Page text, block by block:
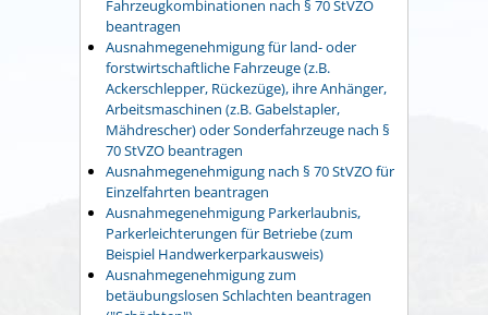
Fahrzeugkombinationen nach § 70 StVZO
beantragen
Ausnahmegenehmigung für land- oder
forstwirtschaftliche Fahrzeuge (z.B.
Ackerschlepper, Rückezüge), ihre Anhänger,
Arbeitsmaschinen (z.B. Gabelstapler,
Mähdrescher) oder Sonderfahrzeuge nach §
70 StVZO beantragen
Ausnahmegenehmigung nach § 70 StVZO für
Einzelfahrten beantragen
Ausnahmegenehmigung Parkerlaubnis,
Parkerleichterungen für Betriebe (zum
Beispiel Handwerkerparkausweis)
Ausnahmegenehmigung zum
betäubungslosen Schlachten beantragen